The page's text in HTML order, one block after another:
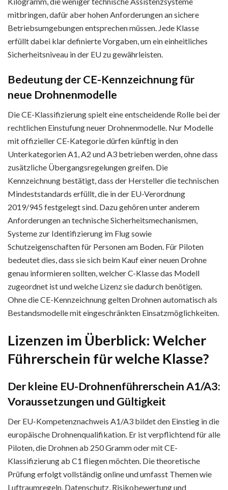
mitbringen, dafür aber hohen Anforderungen an sichere
Betriebsumgebungen entsprechen müssen. Jede Klasse
erfüllt dabei klar definierte Vorgaben, um ein einheitliches
Sicherheitsniveau in der EU zu gewährleisten.
Bedeutung der CE-Kennzeichnung für
neue Drohnenmodelle
Die CE-Klassifizierung spielt eine entscheidende Rolle bei der
rechtlichen Einstufung neuer Drohnenmodelle. Nur Modelle
mit offizieller CE-Kategorie dürfen künftig in den
Unterkategorien A1, A2 und A3 betrieben werden, ohne dass
zusätzliche Übergangsregelungen greifen. Die
Kennzeichnung bestätigt, dass der Hersteller die technischen
Mindeststandards erfüllt, die in der EU-Verordnung
2019/945 festgelegt sind. Dazu gehören unter anderem
Anforderungen an technische Sicherheitsmechanismen,
Systeme zur Identifizierung im Flug sowie
Schutzeigenschaften für Personen am Boden. Für Piloten
bedeutet dies, dass sie sich beim Kauf einer neuen Drohne
genau informieren sollten, welcher C-Klasse das Modell
zugeordnet ist und welche Lizenz sie dadurch benötigen.
Ohne die CE-Kennzeichnung gelten Drohnen automatisch als
Bestandsmodelle mit eingeschränkten Einsatzmöglichkeiten.
Lizenzen im Überblick: Welcher
Führerschein für welche Klasse?
Der kleine EU-Drohnenführerschein A1/A3:
Voraussetzungen und Gültigkeit
Der EU-Kompetenznachweis A1/A3 bildet den Einstieg in die
europäische Drohnenqualifikation. Er ist verpflichtend für alle
Piloten, die Drohnen ab 250 Gramm oder mit CE-
Klassifizierung ab C1 fliegen möchten. Die theoretische
Prüfung erfolgt vollständig online und umfasst Themen wie
Luftraumregeln, Datenschutz, Risikobewertung und